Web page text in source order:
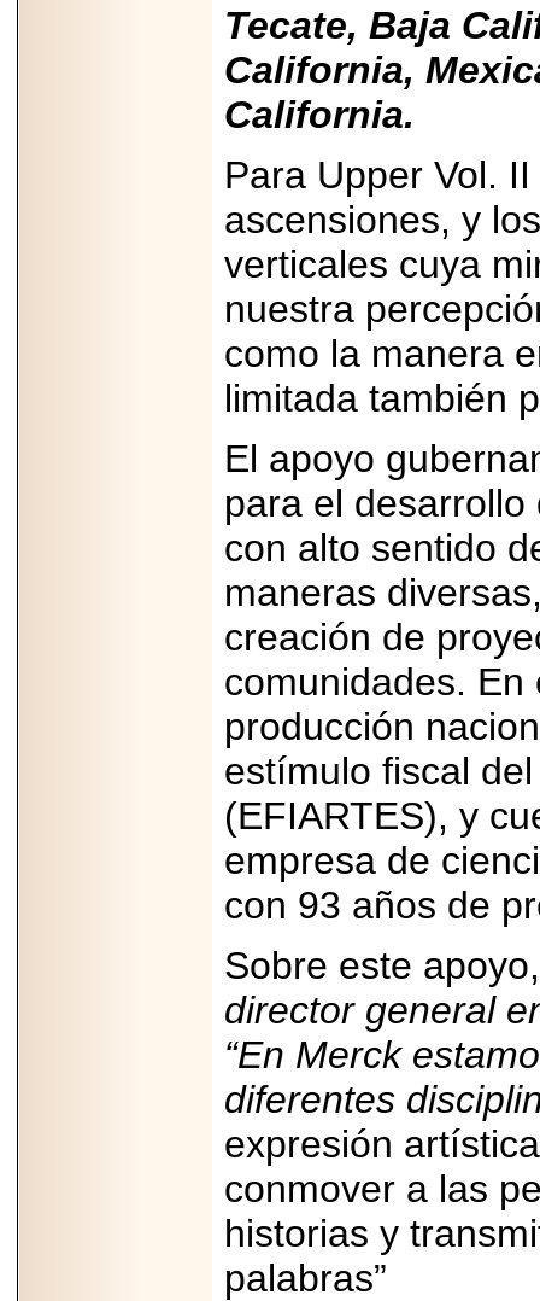
Tecate, Baja
California,
California.
Para Upper Vol.
ascensiones, y
verticales cuya
nuestra
como la manera
limitada también
El apoyo
para el
con alto sentido
maneras
creación de
comunidades. En
producción
estímulo fiscal
(EFIARTES), y
empresa de
con 93 años de
Sobre este
director general
“En Merck
diferentes
expresión
conmover a las
historias y
palabras”